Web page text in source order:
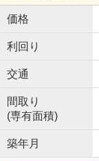
価格
利回り
交通
間取り
(専有面積)
築年月